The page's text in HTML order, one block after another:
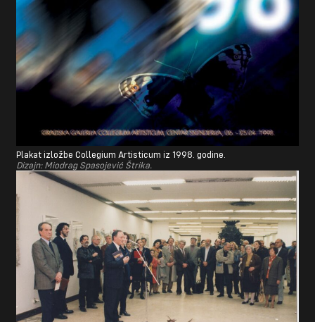
Plakat izložbe Collegium Artisticum iz 1998. godine.
Dizajn: Miodrag Spasojević Štrika.